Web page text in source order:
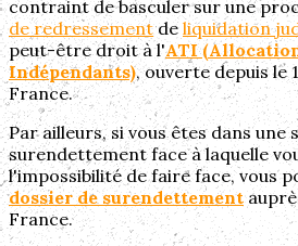
contraint de basculer sur une
de redressementde liquidation
peut-être droit à l'ATI
Indépendants), ouverte depuis le
France.
Par ailleurs, si vous êtes dans une
surendettement face à laquelle
l'impossibilité de faire face, vous
dossier de surendettement
France.